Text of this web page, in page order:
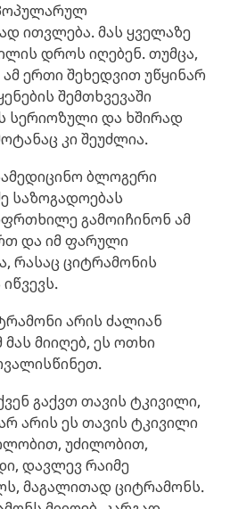
ითვლება. მას ყველაზე
დროს იღებენ. თუმცა,
ერთი შეხედვით უწყინარ
შემთხვევაში
სერიოზული და ხშირად
კი შეუძლია.
ბლოგერი
საზოგადოებას
გამოიჩინონ ამ
და იმ ფარული
რასაც ციტრამონის
არის ძალიან
მიიღებ, ეს ოთხი
გაქვთ თავის ტკივილი,
არის ეს თავის ტკივილი
უძილობით,
დავლევ რაიმე
მაგალითად ციტრამონს.